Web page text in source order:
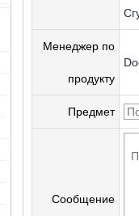
Менеджер по
продукту
Предмет
Сообщение